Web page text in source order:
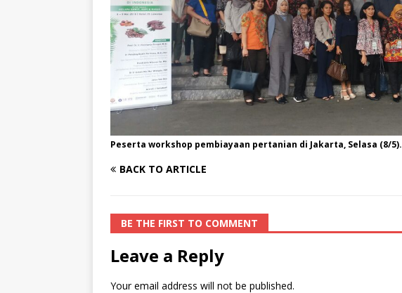
Peserta workshop pembiayaan pertanian di Jakarta, Selasa (8/5).
BACK TO ARTICLE
BE THE FIRST TO COMMENT
Leave a Reply
Your email address will not be published.